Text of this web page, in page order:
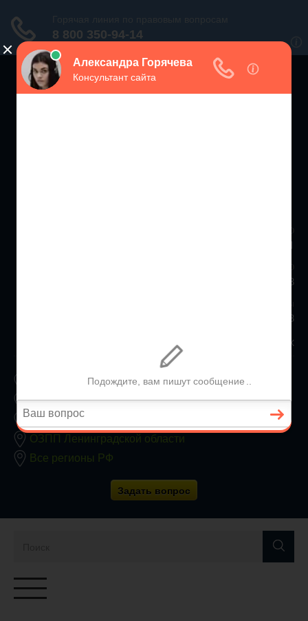
Москва и МО
+7 (499) 938-86-71
Санкт-Петербург и ЛО
+7 (812) 467-34-68
8 800 350 24 63
Заявки принимаются круглосуточно без выходных
ОЗПП Москвы
ОЗПП Московской области
ОЗПП Санкт-Петербурга
ОЗПП Ленинградской области
Все регионы РФ
Задать вопрос
Переключатель